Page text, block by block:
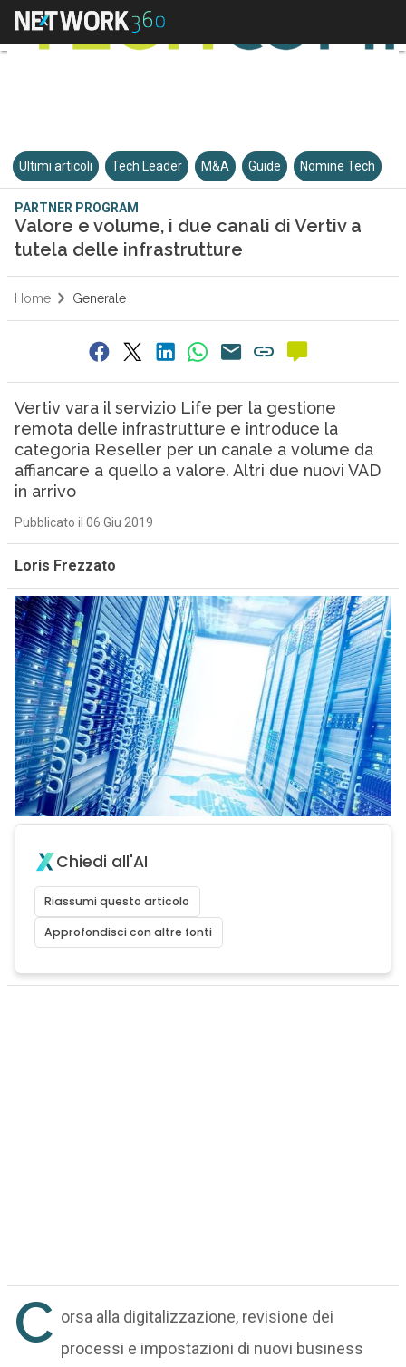
Ultimi articoli Tech Leader M&A Guide Nomine Tech
PARTNER PROGRAM
Valore e volume, i due canali di Vertiv a
tutela delle infrastrutture
Home Generale
Vertiv vara il servizio Life per la gestione
remota delle infrastrutture e introduce la
categoria Reseller per un canale a volume da
affiancare a quello a valore. Altri due nuovi VAD
in arrivo
Pubblicato il 06 Giu 2019
Loris Frezzato
Chiedi all'AI
Riassumi questo articolo
Approfondisci con altre fonti
C orsa alla digitalizzazione, revisione dei
processi e impostazioni di nuovi business